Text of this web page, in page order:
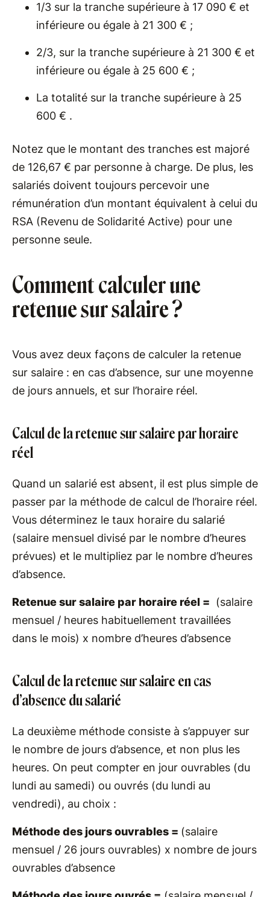
1/3 sur la tranche supérieure à 17 090 € et
inférieure ou égale à 21 300 € ;
2/3, sur la tranche supérieure à 21 300 € et
inférieure ou égale à 25 600 € ;
La totalité sur la tranche supérieure à 25
600 € .
Notez que le montant des tranches est majoré
de 126,67 € par personne à charge. De plus, les
salariés doivent toujours percevoir une
rémunération d’un montant équivalent à celui du
RSA (Revenu de Solidarité Active) pour une
personne seule.
Comment calculer une
retenue sur salaire ?
Vous avez deux façons de calculer la retenue
sur salaire : en cas d’absence, sur une moyenne
de jours annuels, et sur l’horaire réel.
Calcul de la retenue sur salaire par horaire
réel
Quand un salarié est absent, il est plus simple de
passer par la méthode de calcul de l’horaire réel.
Vous déterminez le taux horaire du salarié
(salaire mensuel divisé par le nombre d’heures
prévues) et le multipliez par le nombre d’heures
d’absence.
Retenue sur salaire par horaire réel = (salaire
mensuel / heures habituellement travaillées
dans le mois) x nombre d’heures d’absence
Calcul de la retenue sur salaire en cas
d’absence du salarié
La deuxième méthode consiste à s’appuyer sur
le nombre de jours d’absence, et non plus les
heures. On peut compter en jour ouvrables (du
lundi au samedi) ou ouvrés (du lundi au
vendredi), au choix :
Méthode des jours ouvrables = (salaire
mensuel / 26 jours ouvrables) x nombre de jours
ouvrables d’absence